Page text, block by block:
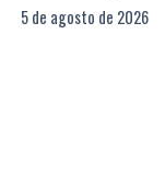
5 de agosto de 2026